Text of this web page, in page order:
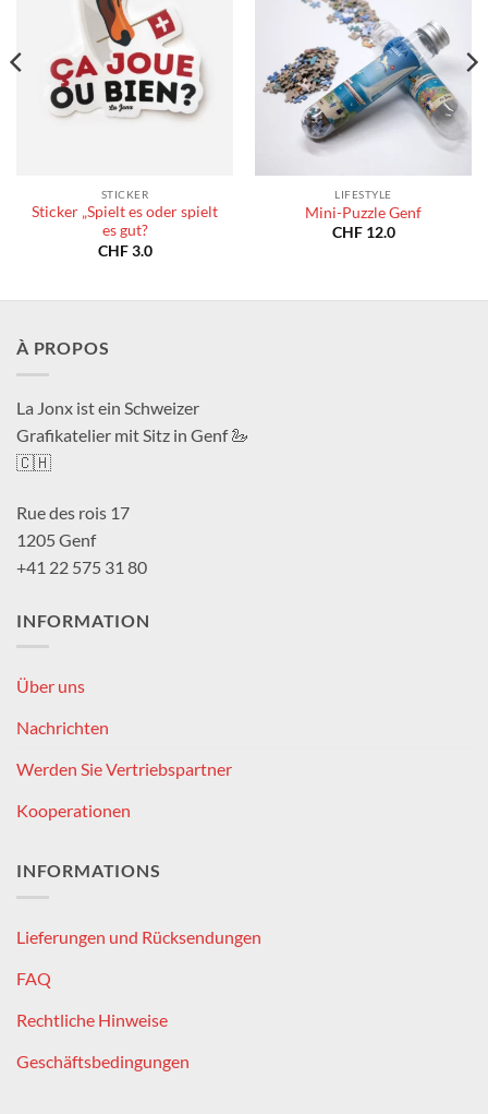
STICKER
Sticker „Spielt es oder spielt
es gut?
CHF3.0
LIFESTYLE
Mini-Puzzle Genf
CHF12.0
À PROPOS
La Jonx ist ein Schweizer
Grafikatelier mit Sitz in Genf 🦢
🇨🇭
Rue des rois 17
1205 Genf
+41 22 575 31 80
INFORMATION
Über uns
Nachrichten
Werden Sie Vertriebspartner
Kooperationen
INFORMATIONS
Lieferungen und Rücksendungen
FAQ
Rechtliche Hinweise
Geschäftsbedingungen